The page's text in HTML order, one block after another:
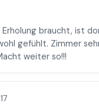
braucht, ist
gefühlt. Zimmer
weiter so!!!